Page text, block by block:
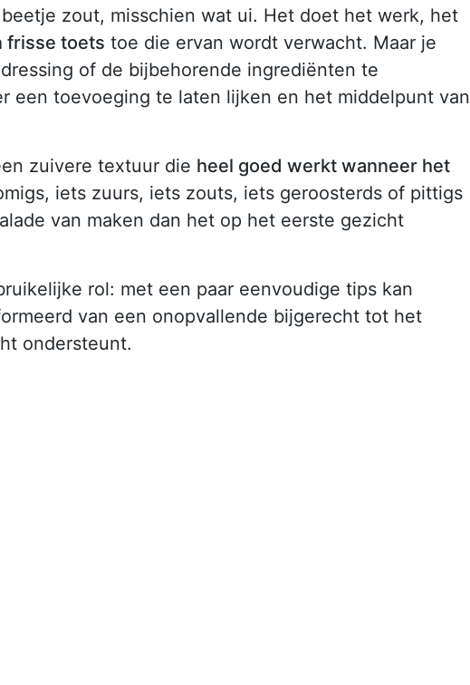
zout, misschien wat ui. Het doet het werk, het
frisse toets toe die ervan wordt verwacht. Maar je
of de bijbehorende ingrediënten te
een toevoeging te laten lijken en het middelpunt van
zuivere textuur die heel goed werkt wanneer het
iets zuurs, iets zouts, iets geroosterds of pittigs
van maken dan het op het eerste gezicht
rol: met een paar eenvoudige tips kan
van een onopvallende bijgerecht tot het
ondersteunt.